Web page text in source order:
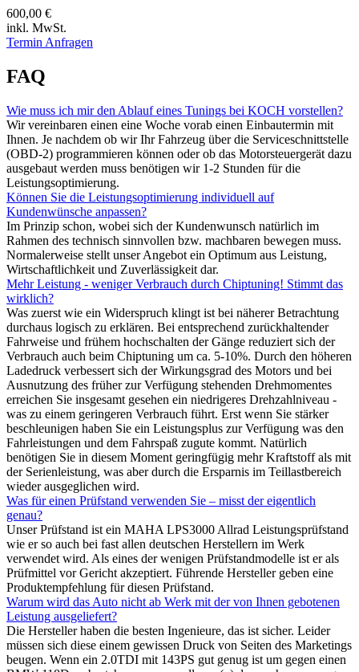
600,00 €
inkl. MwSt.
Termin Anfragen
FAQ
Wie muss ich mir den Ablauf eines Tunings bei KOCH vorstellen?
Wir vereinbaren einen eine Woche vorab einen Einbautermin mit
Ihnen. Je nachdem ob wir Ihr Fahrzeug über die Serviceschnittstelle
(OBD-2) programmieren können oder ob das Motorsteuergerät dazu
ausgebaut werden muss benötigen wir 1-2 Stunden für die
Leistungsoptimierung.
Können Sie die Leistungsoptimierung individuell auf
Kundenwünsche anpassen?
Im Prinzip schon, wobei sich der Kundenwunsch natürlich im
Rahmen des technisch sinnvollen bzw. machbaren bewegen muss.
Normalerweise stellt unser Angebot ein Optimum aus Leistung,
Wirtschaftlichkeit und Zuverlässigkeit dar.
Mehr Leistung - weniger Verbrauch durch Chiptuning! Stimmt das
wirklich?
Was zuerst wie ein Widerspruch klingt ist bei näherer Betrachtung
durchaus logisch zu erklären. Bei entsprechend zurückhaltender
Fahrweise und frühem hochschalten der Gänge reduziert sich der
Verbrauch auch beim Chiptuning um ca. 5-10%. Durch den höheren
Ladedruck verbessert sich der Wirkungsgrad des Motors und bei
Ausnutzung des früher zur Verfügung stehenden Drehmomentes
erreichen Sie insgesamt gesehen ein niedrigeres Drehzahlniveau -
was zu einem geringeren Verbrauch führt. Erst wenn Sie stärker
beschleunigen haben Sie ein Leistungsplus zur Verfügung was den
Fahrleistungen und dem Fahrspaß zugute kommt. Natürlich
benötigen Sie in diesem Moment geringfügig mehr Kraftstoff als mit
der Serienleistung, was aber durch die Ersparnis im Teillastbereich
wieder ausgeglichen wird.
Was für einen Prüfstand verwenden Sie – misst der eigentlich
genau?
Unser Prüfstand ist ein MAHA LPS3000 Allrad Leistungsprüfstand
wie er so auch bei fast allen deutschen Herstellern im Werk
verwendet wird. Als eines der wenigen Prüfstandmodelle ist er als
Prüfmittel vor Gericht akzeptiert. Führende Hersteller geben eine
Produktempfehlung für diesen Prüfstand.
Warum wird das Auto nicht ab Werk mit der von Ihnen gebotenen
Leistung ausgeliefert?
Die Hersteller haben die besten Ingenieure, das ist sicher. Leider
müssen sich diese einem gewissen Druck von Seiten des Marketings
beugen. Wenn ein 2.0TDI mit 143PS gut genug ist um gegen einen